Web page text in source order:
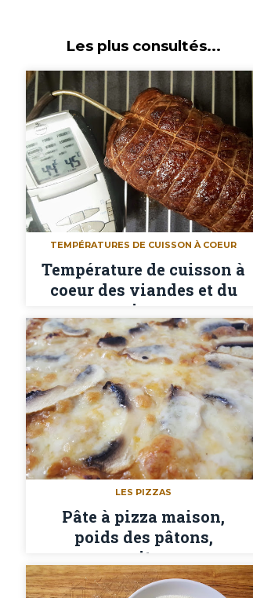
Les plus consultés...
TEMPÉRATURES DE CUISSON À COEUR
Température de cuisson à
coeur des viandes et du
poisson
LES PIZZAS
Pâte à pizza maison,
poids des pâtons,
garnitures